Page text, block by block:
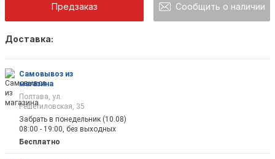
Предзаказ Сообщить о наличии
Доставка:
Самовывоз из
магазина
Полтава, ул.
Решетиловская, 35
Забрать в понедельник (10.08)
08:00 - 19:00, без выходных
Бесплатно